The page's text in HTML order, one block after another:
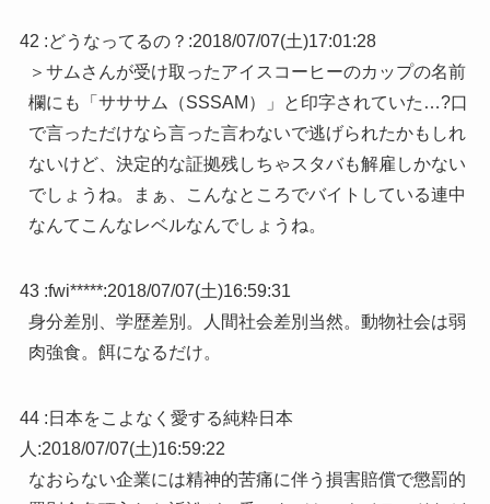
42 :どうなってるの？ :2018/07/07(土)17:01:28
＞サムさんが受け取ったアイスコーヒーのカップの名前
欄にも「サササム（SSSAM）」と印字されていた…?口
で言っただけなら言った言わないで逃げられたかもしれ
ないけど、決定的な証拠残しちゃスタバも解雇しかない
でしょうね。まぁ、こんなところでバイトしている連中
なんてこんなレベルなんでしょうね。
43 :fwi*****:2018/07/07(土)16:59:31
身分差別、学歴差別。人間社会差別当然。動物社会は弱
肉強食。餌になるだけ。
44 : 日本をこよなく愛する純粋日本
人 :2018/07/07(土)16:59:22
なおらない企業には精神的苦痛に伴う損害賠償で懲罰的